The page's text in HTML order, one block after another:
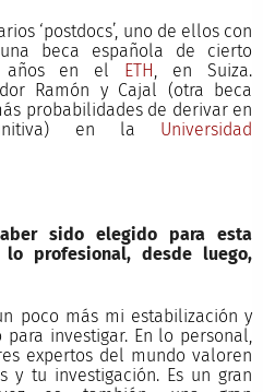
‘postdocs’, uno de ellos con
beca española de cierto
años en el ETH
, en Suiza.
Ramón y Cajal (otra beca
probabilidades de derivar en
en la Universidad
sido elegido para esta
profesional, desde luego,
poco más mi estabilización y
investigar. En lo personal,
expertos del mundo valoren
y tu investigación. Es un gran